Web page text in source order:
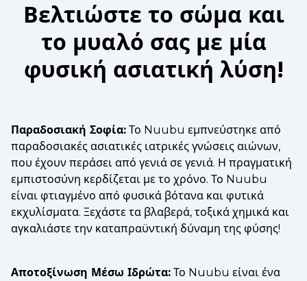
Βελτιώστε το σώμα και
το μυαλό σας με μία
φυσική ασιατική λύση!
Παραδοσιακή Σοφία: Το Nuubu εμπνεύστηκε από
παραδοσιακές ασιατικές ιατρικές γνώσεις αιώνων,
που έχουν περάσει από γενιά σε γενιά. Η πραγματική
εμπιστοσύνη κερδίζεται με το χρόνο. Το Nuubu
είναι φτιαγμένο από φυσικά βότανα και φυτικά
εκχυλίσματα. Ξεχάστε τα βλαβερά, τοξικά χημικά και
αγκαλιάστε την καταπραϋντική δύναμη της φύσης!
Αποτοξίνωση Μέσω Ιδρώτα: Το Nuubu είναι ένα